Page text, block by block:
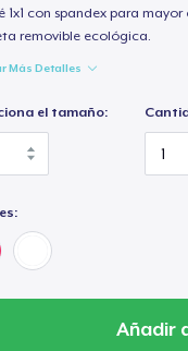
1x1 con spandex para
removible ecológica.
Más Detalles
el tamaño:
Añadir